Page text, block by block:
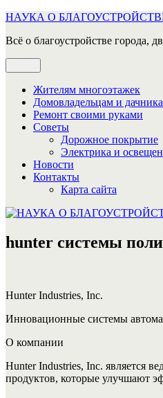
Перейти
содержимому
НАУКА О
Всё о благоустройстве города,
Жителям многоэтажек
Домовладельцам и
Ремонт своими руками
Советы
Дорожное покрытие
Электрика и
Новости
Контакты
Карта сайта
hunter системы
Hunter Industries, Inc.
Инновационные системы
О компании
Hunter Industries, Inc. является
продуктов, которые улучшают